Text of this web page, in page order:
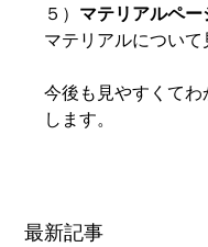
５） マテリアルペー
マテリアルについて
今後も見やすくて
します。
最新記事